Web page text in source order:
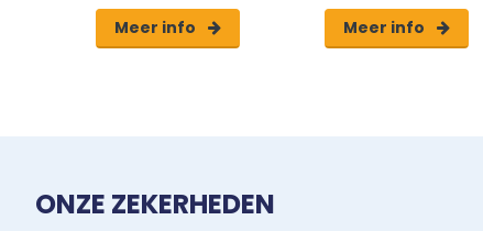
Meer info Meer info
ONZE ZEKERHEDEN